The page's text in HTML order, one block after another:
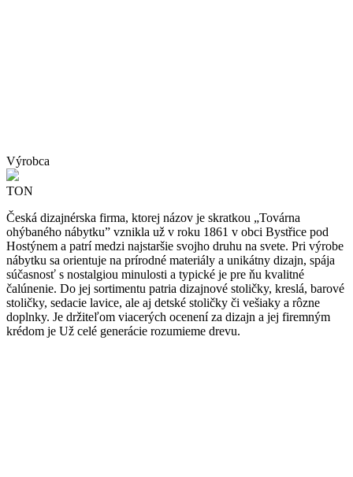
Výrobca
TON
Česká dizajnérska firma, ktorej názov je skratkou „Továrna
ohýbaného nábytku” vznikla už v roku 1861 v obci Bystřice pod
Hostýnem a patrí medzi najstaršie svojho druhu na svete. Pri výrobe
nábytku sa orientuje na prírodné materiály a unikátny dizajn, spája
súčasnosť s nostalgiou minulosti a typické je pre ňu kvalitné
čalúnenie. Do jej sortimentu patria dizajnové stoličky, kreslá, barové
stoličky, sedacie lavice, ale aj detské stoličky či vešiaky a rôzne
doplnky. Je držiteľom viacerých ocenení za dizajn a jej firemným
krédom je Už celé generácie rozumieme drevu.